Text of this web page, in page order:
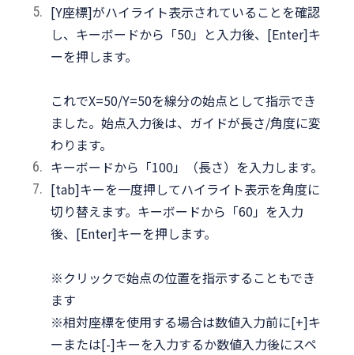
[Y座標]がハイライト表示されていることを確認
し、キーボードから「50」と入力後、[Enter]キ
ーを押します。
これでX=50/Y=50を線分の始点として指示でき
ました。始点入力後は、ガイドが長さ/角度に変
わります。
キーボードから「100」（長さ）を入力します。
[tab]キーを一度押してハイライト表示を角度に
切り替えます。キーボードから「60」を入力
後、[Enter]キーを押します。
※クリックで始点の位置を指示することもでき
ます
※相対座標を使用する場合は数値入力前に[+]キ
ーまたは[-]キーを入力するか数値入力後にスペ